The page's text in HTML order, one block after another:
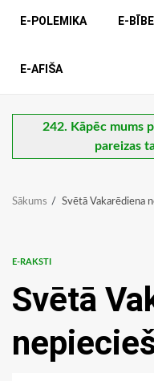
E-POLEMIKA E-
E-AFIŠA
242. Kāpēc mums
pareizas
Sākums Svētā Vakarēdiena
E-RAKSTI
Svētā